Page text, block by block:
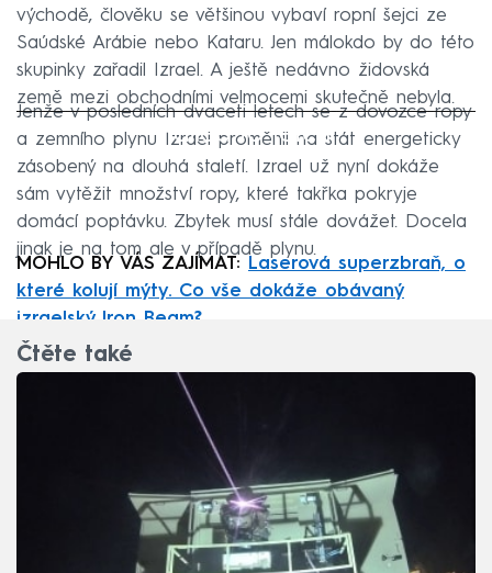
východě, člověku se většinou vybaví ropní šejci ze
Saúdské Arábie nebo Kataru. Jen málokdo by do této
skupinky zařadil Izrael. A ještě nedávno židovská
země mezi obchodními velmocemi skutečně nebyla.
Failed to fetch
Jenže v posledních dvaceti letech se z dovozce ropy
a zemního plynu Izrael proměnil na stát energeticky
zásobený na dlouhá staletí. Izrael už nyní dokáže
sám vytěžit množství ropy, které takřka pokryje
domácí poptávku. Zbytek musí stále dovážet. Docela
jinak je na tom ale v případě plynu.
MOHLO BY VÁS ZAJÍMAT: Laserová superzbraň, o
které kolují mýty. Co vše dokáže obávaný
izraelský Iron Beam?
Čtěte také